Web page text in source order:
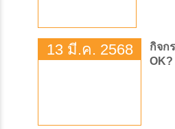
13 มี.ค. 2568
กิจก
OK?